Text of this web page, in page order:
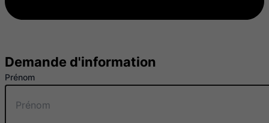
Demande d'information
Prénom